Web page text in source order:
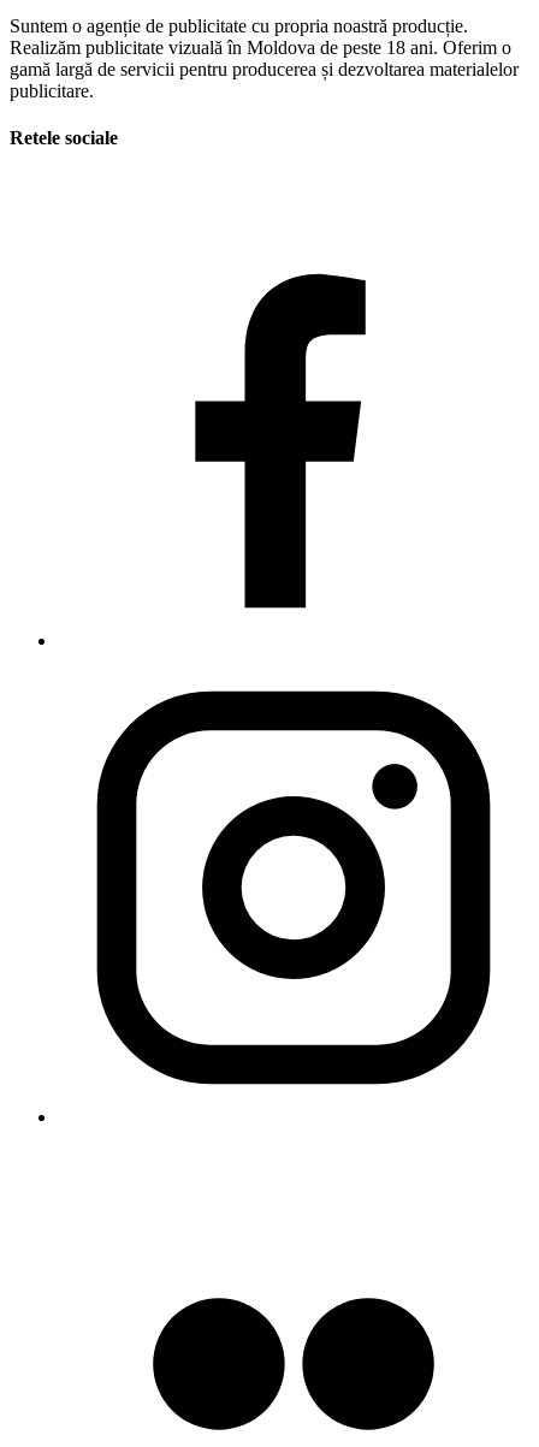
Suntem o agenție de publicitate cu propria noastră producție.
Realizăm publicitate vizuală în Moldova de peste 18 ani. Oferim o
gamă largă de servicii pentru producerea și dezvoltarea materialelor
publicitare.
Retele sociale